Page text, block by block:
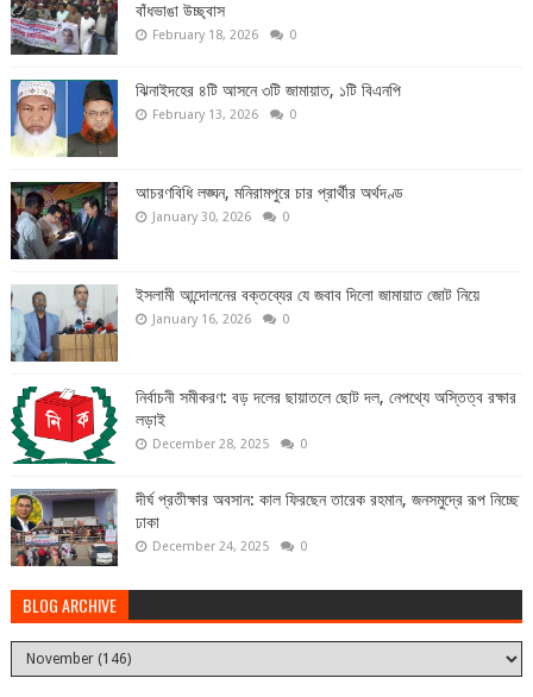
বাঁধভাঙা উচ্ছ্বাস
February 18, 2026 0
ঝিনাইদহের ৪টি আসনে ৩টি জামায়াত, ১টি বিএনপি
February 13, 2026 0
আচরণবিধি লঙ্ঘন, মনিরামপুরে চার প্রার্থীর অর্থদণ্ড
January 30, 2026 0
ইসলামী আন্দোলনের বক্তব্যের যে জবাব দিলো জামায়াত জোট নিয়ে
January 16, 2026 0
নির্বাচনী সমীকরণ: বড় দলের ছায়াতলে ছোট দল, নেপথ্যে অস্তিত্ব রক্ষার
লড়াই
December 28, 2025 0
দীর্ঘ প্রতীক্ষার অবসান: কাল ফিরছেন তারেক রহমান, জনসমুদ্রে রূপ নিচ্ছে
ঢাকা
December 24, 2025 0
BLOG ARCHIVE